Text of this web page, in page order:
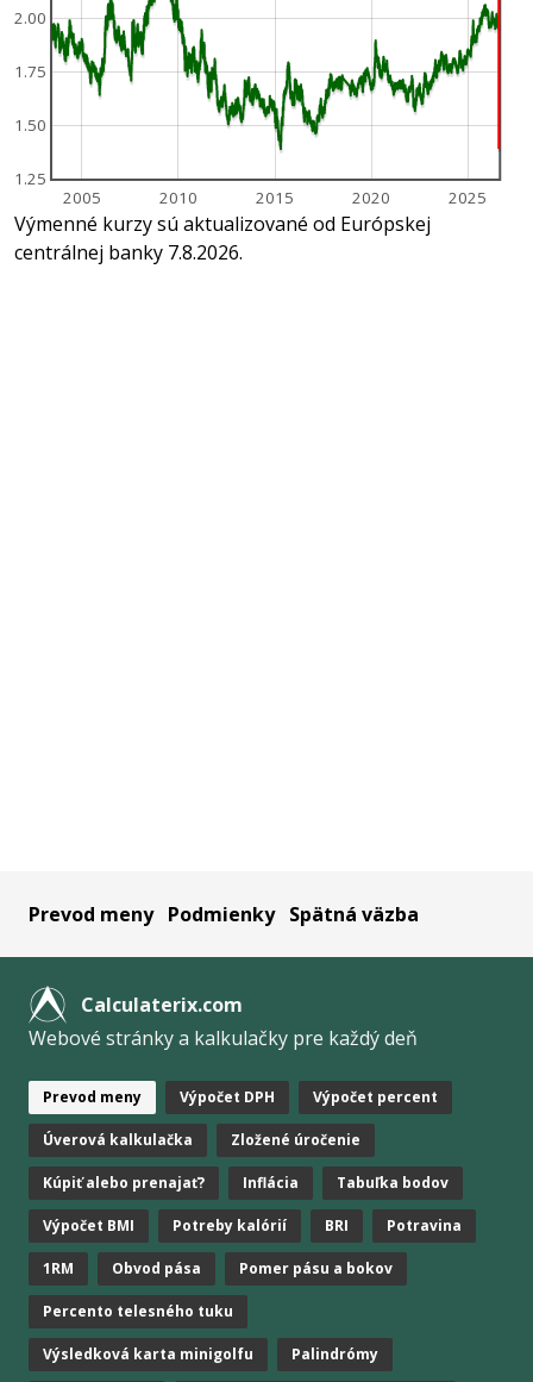
2005 2010 2015 2020 2025
1.25
1.50
1.75
2.00
Výmenné kurzy sú aktualizované od Európskej
centrálnej banky 7.8.2026.
Prevod meny Podmienky Spätná väzba
Calculaterix.com
Webové stránky a kalkulačky pre každý deň
Prevod meny Výpočet DPH Výpočet percent
Úverová kalkulačka Zložené úročenie
Kúpiť alebo prenajať? Inflácia Tabuľka bodov
Výpočet BMI Potreby kalórií BRI Potravina
1RM Obvod pása Pomer pásu a bokov
Percento telesného tuku
Výsledková karta minigolfu Palindrómy